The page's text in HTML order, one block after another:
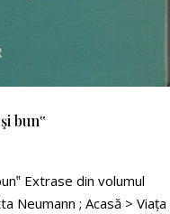
bun‟
Extrase din volumul
Neumann ; Acasă > Viața